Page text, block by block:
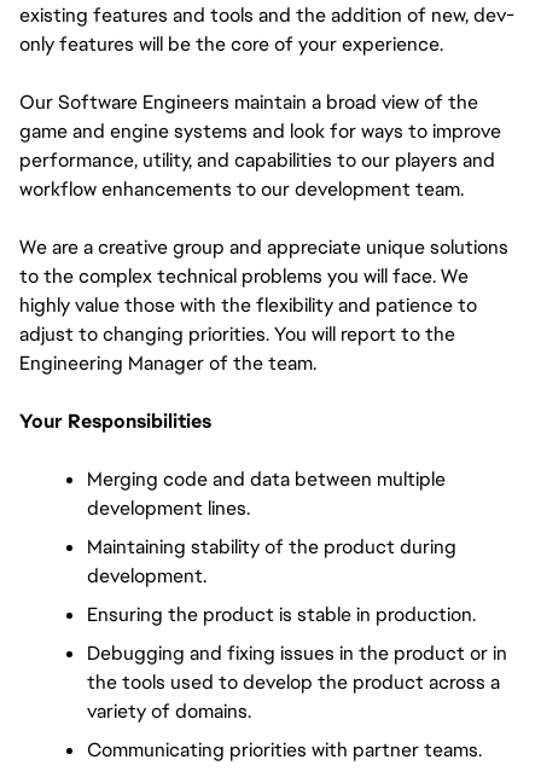
existing features and tools and the addition of new, dev-
only features will be the core of your experience.
Our Software Engineers maintain a broad view of the
game and engine systems and look for ways to improve
performance, utility, and capabilities to our players and
workflow enhancements to our development team.
We are a creative group and appreciate unique solutions
to the complex technical problems you will face. We
highly value those with the flexibility and patience to
adjust to changing priorities. You will report to the
Engineering Manager of the team.
Your Responsibilities
Merging code and data between multiple
development lines.
Maintaining stability of the product during
development.
Ensuring the product is stable in production.
Debugging and fixing issues in the product or in
the tools used to develop the product across a
variety of domains.
Communicating priorities with partner teams.